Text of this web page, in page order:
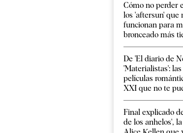
Cómo no perder
los 'aftersun' que
funcionan para
bronceado más
De 'El diario de
'Materialistas':
películas
XXI que no te
Final explicado
de los anhelos',